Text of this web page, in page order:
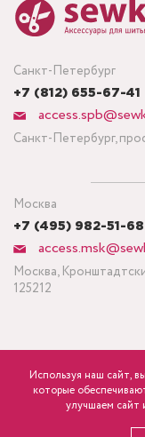
р.
Санкт-Петербург
+7 (812) 655-67-41
Санкт-Петербург,
Москва
+7 (495) 982-51-68
Москва,
125212
Используя наш сайт,
которые
улучшаем сайт